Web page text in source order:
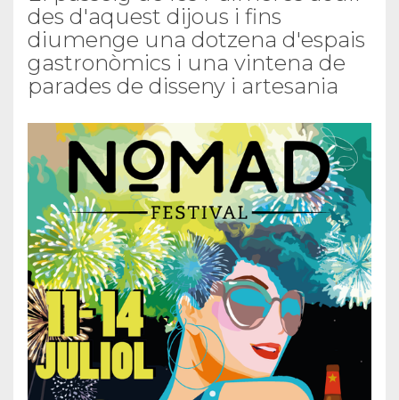
des d'aquest dijous i fins
diumenge una dotzena d'espais
gastronòmics i una vintena de
parades de disseny i artesania